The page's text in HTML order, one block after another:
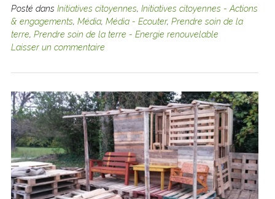
Posté dans Initiatives citoyennes, Initiatives citoyennes - Actions
& engagements, Média, Média - Ecouter, Prendre soin de la
terre, Prendre soin de la terre - Energie renouvelable
Laisser un commentaire